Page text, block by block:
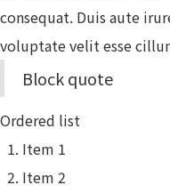
consequat. Duis aute
voluptate velit esse
Block quote
Ordered list
Item 1
Item 2